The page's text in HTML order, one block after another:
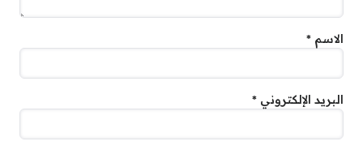
الاسم *
البريد الإلكتروني *